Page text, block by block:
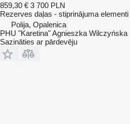
859,30 € 3 700 PLN
Rezerves daļas - stiprinājuma elementi
Polija, Opalenica
PHU "Karetina" Agnieszka Wilczyńska
Sazināties ar pārdevēju